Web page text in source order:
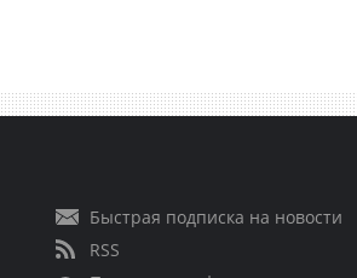
Быстрая подписка на новости
RSS